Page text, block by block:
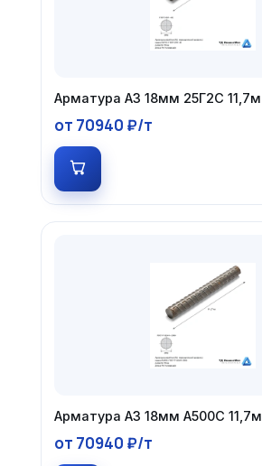
Арматура А3 18мм 25Г2С 11,7м
от 70940 ₽/т
Арматура А3 18мм А500С 11,7м
от 70940 ₽/т